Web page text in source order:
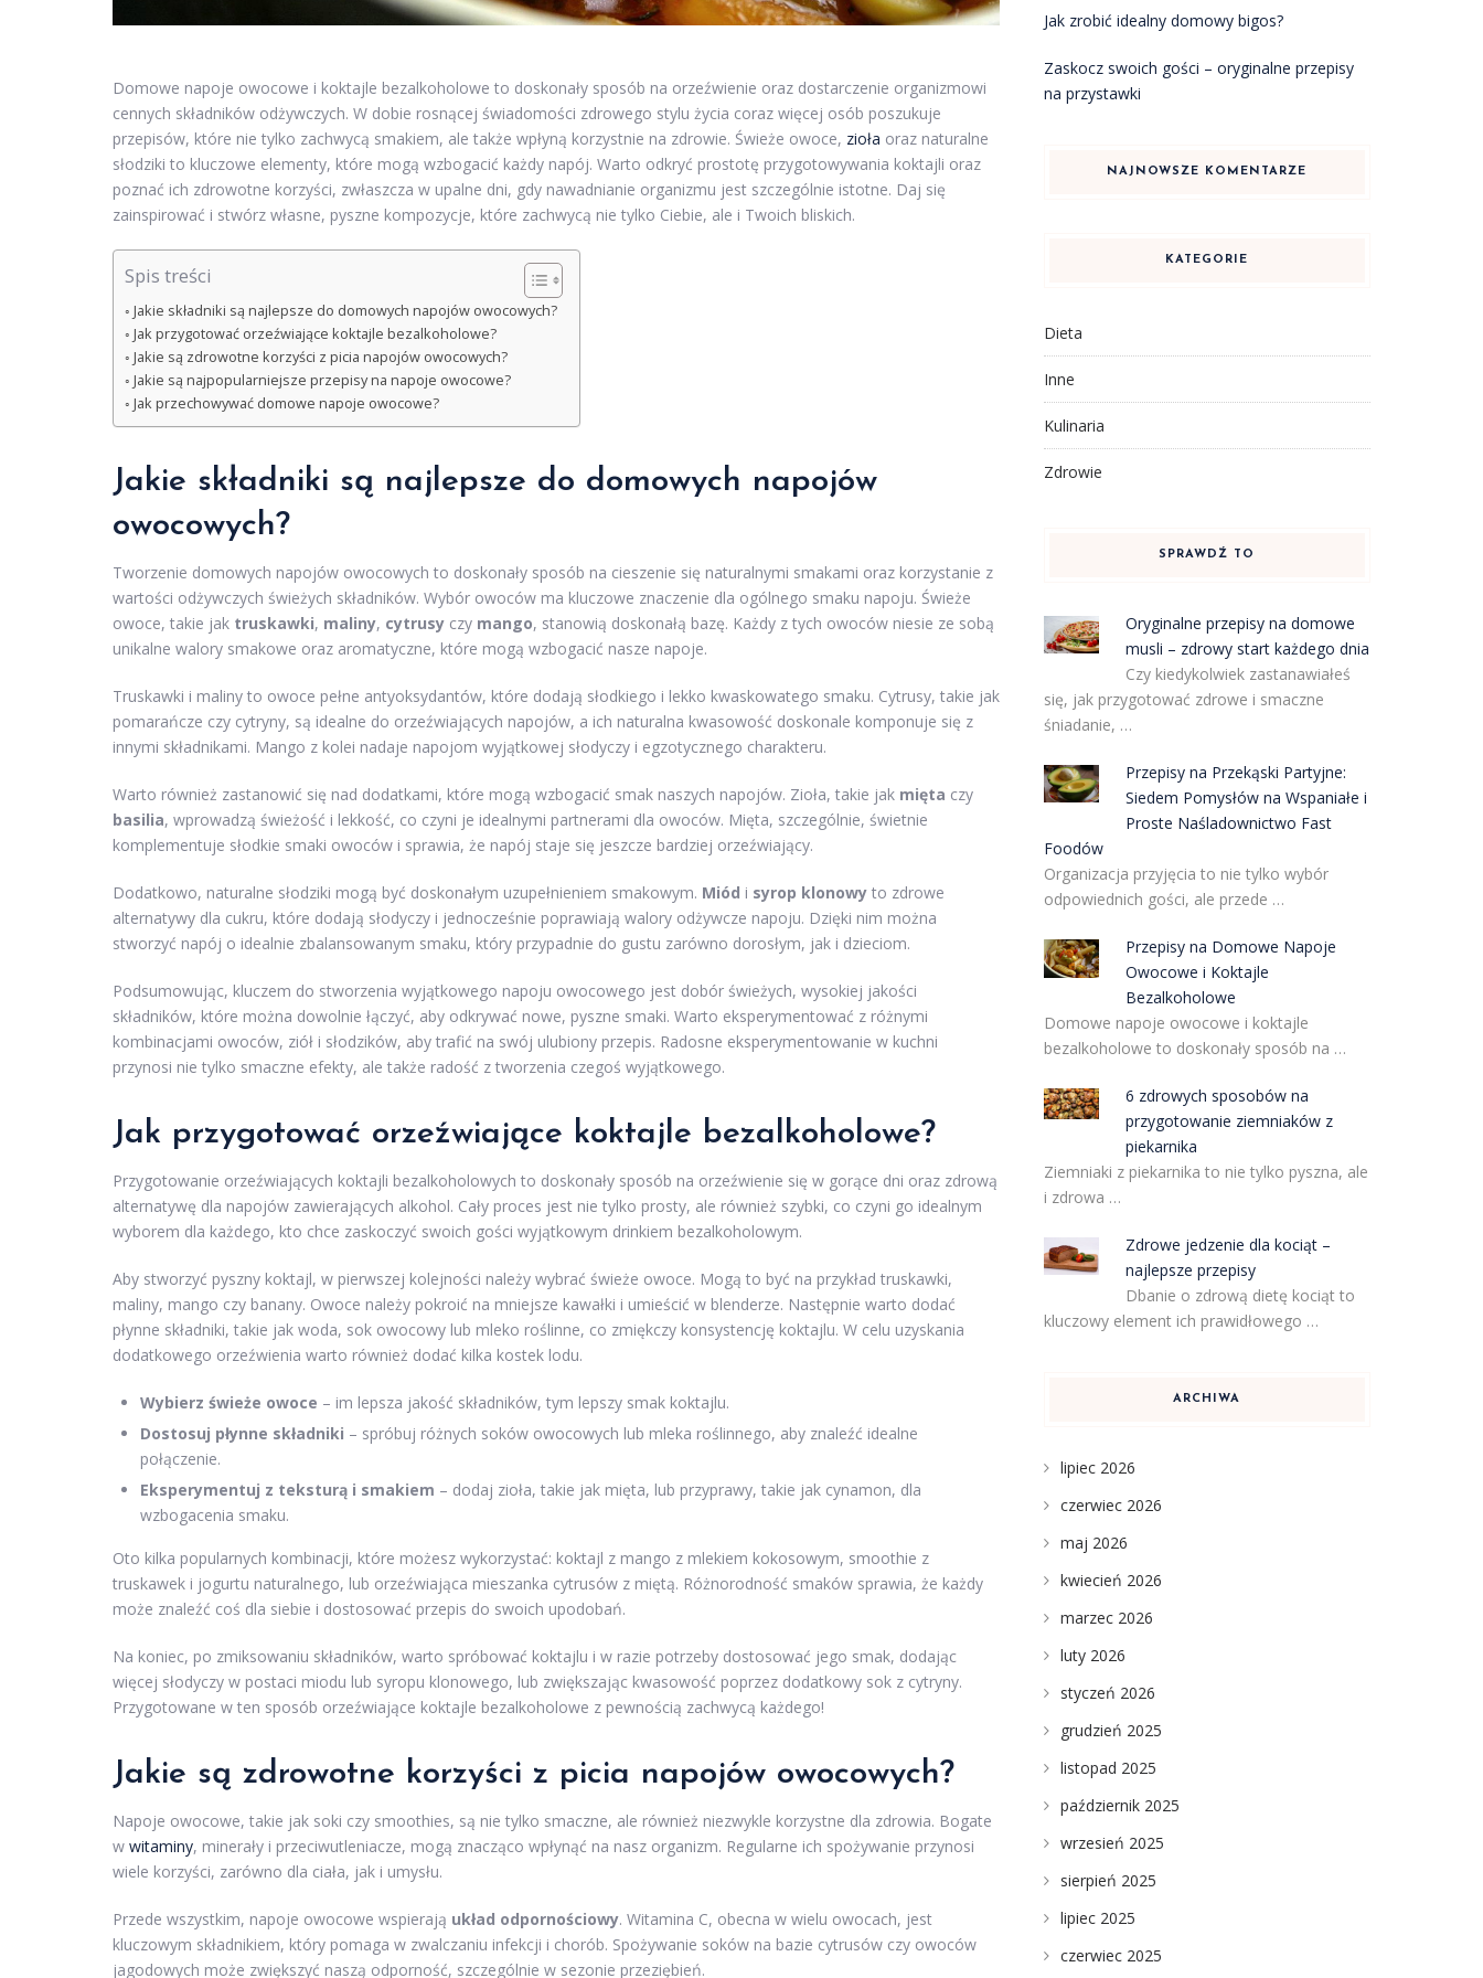
Domowe napoje owocowe i koktajle bezalkoholowe to doskonały sposób na orzeźwienie oraz dostarczenie organizmowi
cennych składników odżywczych. W dobie rosnącej świadomości zdrowego stylu życia coraz więcej osób poszukuje
przepisów, które nie tylko zachwycą smakiem, ale także wpłyną korzystnie na zdrowie. Świeże owoce, zioła oraz naturalne
słodziki to kluczowe elementy, które mogą wzbogacić każdy napój. Warto odkryć prostotę przygotowywania koktajli oraz
poznać ich zdrowotne korzyści, zwłaszcza w upalne dni, gdy nawadnianie organizmu jest szczególnie istotne. Daj się
zainspirować i stwórz własne, pyszne kompozycje, które zachwycą nie tylko Ciebie, ale i Twoich bliskich.
Spis treści
Jakie składniki są najlepsze do domowych napojów owocowych?
Jak przygotować orzeźwiające koktajle bezalkoholowe?
Jakie są zdrowotne korzyści z picia napojów owocowych?
Jakie są najpopularniejsze przepisy na napoje owocowe?
Jak przechowywać domowe napoje owocowe?
Jakie składniki są najlepsze do domowych napojów
owocowych?
Tworzenie domowych napojów owocowych to doskonały sposób na cieszenie się naturalnymi smakami oraz korzystanie z
wartości odżywczych świeżych składników. Wybór owoców ma kluczowe znaczenie dla ogólnego smaku napoju. Świeże
owoce, takie jak truskawki, maliny, cytrusy czy mango, stanowią doskonałą bazę. Każdy z tych owoców niesie ze sobą
unikalne walory smakowe oraz aromatyczne, które mogą wzbogacić nasze napoje.
Truskawki i maliny to owoce pełne antyoksydantów, które dodają słodkiego i lekko kwaskowatego smaku. Cytrusy, takie jak
pomarańcze czy cytryny, są idealne do orzeźwiających napojów, a ich naturalna kwasowość doskonale komponuje się z
innymi składnikami. Mango z kolei nadaje napojom wyjątkowej słodyczy i egzotycznego charakteru.
Warto również zastanowić się nad dodatkami, które mogą wzbogacić smak naszych napojów. Zioła, takie jak mięta czy
basilia, wprowadzą świeżość i lekkość, co czyni je idealnymi partnerami dla owoców. Mięta, szczególnie, świetnie
komplementuje słodkie smaki owoców i sprawia, że napój staje się jeszcze bardziej orzeźwiający.
Dodatkowo, naturalne słodziki mogą być doskonałym uzupełnieniem smakowym. Miód i syrop klonowy to zdrowe
alternatywy dla cukru, które dodają słodyczy i jednocześnie poprawiają walory odżywcze napoju. Dzięki nim można
stworzyć napój o idealnie zbalansowanym smaku, który przypadnie do gustu zarówno dorosłym, jak i dzieciom.
Podsumowując, kluczem do stworzenia wyjątkowego napoju owocowego jest dobór świeżych, wysokiej jakości
składników, które można dowolnie łączyć, aby odkrywać nowe, pyszne smaki. Warto eksperymentować z różnymi
kombinacjami owoców, ziół i słodzików, aby trafić na swój ulubiony przepis. Radosne eksperymentowanie w kuchni
przynosi nie tylko smaczne efekty, ale także radość z tworzenia czegoś wyjątkowego.
Jak przygotować orzeźwiające koktajle bezalkoholowe?
Przygotowanie orzeźwiających koktajli bezalkoholowych to doskonały sposób na orzeźwienie się w gorące dni oraz zdrową
alternatywę dla napojów zawierających alkohol. Cały proces jest nie tylko prosty, ale również szybki, co czyni go idealnym
wyborem dla każdego, kto chce zaskoczyć swoich gości wyjątkowym drinkiem bezalkoholowym.
Aby stworzyć pyszny koktajl, w pierwszej kolejności należy wybrać świeże owoce. Mogą to być na przykład truskawki,
maliny, mango czy banany. Owoce należy pokroić na mniejsze kawałki i umieścić w blenderze. Następnie warto dodać
płynne składniki, takie jak woda, sok owocowy lub mleko roślinne, co zmiękczy konsystencję koktajlu. W celu uzyskania
dodatkowego orzeźwienia warto również dodać kilka kostek lodu.
Wybierz świeże owoce – im lepsza jakość składników, tym lepszy smak koktajlu.
Dostosuj płynne składniki – spróbuj różnych soków owocowych lub mleka roślinnego, aby znaleźć idealne
połączenie.
Eksperymentuj z teksturą i smakiem – dodaj zioła, takie jak mięta, lub przyprawy, takie jak cynamon, dla
wzbogacenia smaku.
Oto kilka popularnych kombinacji, które możesz wykorzystać: koktajl z mango z mlekiem kokosowym, smoothie z
truskawek i jogurtu naturalnego, lub orzeźwiająca mieszanka cytrusów z miętą. Różnorodność smaków sprawia, że każdy
może znaleźć coś dla siebie i dostosować przepis do swoich upodobań.
Na koniec, po zmiksowaniu składników, warto spróbować koktajlu i w razie potrzeby dostosować jego smak, dodając
więcej słodyczy w postaci miodu lub syropu klonowego, lub zwiększając kwasowość poprzez dodatkowy sok z cytryny.
Przygotowane w ten sposób orzeźwiające koktajle bezalkoholowe z pewnością zachwycą każdego!
Jakie są zdrowotne korzyści z picia napojów owocowych?
Napoje owocowe, takie jak soki czy smoothies, są nie tylko smaczne, ale również niezwykle korzystne dla zdrowia. Bogate
w witaminy, minerały i przeciwutleniacze, mogą znacząco wpłynąć na nasz organizm. Regularne ich spożywanie przynosi
wiele korzyści, zarówno dla ciała, jak i umysłu.
Przede wszystkim, napoje owocowe wspierają układ odpornościowy. Witamina C, obecna w wielu owocach, jest
kluczowym składnikiem, który pomaga w zwalczaniu infekcji i chorób. Spożywanie soków na bazie cytrusów czy owoców
jagodowych może zwiększyć naszą odporność, szczególnie w sezonie przeziębień.
Jak zrobić idealny domowy bigos?
Zaskocz swoich gości – oryginalne przepisy
na przystawki
NAJNOWSZE KOMENTARZE
KATEGORIE
Dieta
Inne
Kulinaria
Zdrowie
SPRAWDŹ TO
Oryginalne przepisy na domowe
musli – zdrowy start każdego dnia
Czy kiedykolwiek zastanawiałeś
się, jak przygotować zdrowe i smaczne
śniadanie, …
Przepisy na Przekąski Partyjne:
Siedem Pomysłów na Wspaniałe i
Proste Naśladownictwo Fast
Foodów
Organizacja przyjęcia to nie tylko wybór
odpowiednich gości, ale przede …
Przepisy na Domowe Napoje
Owocowe i Koktajle
Bezalkoholowe
Domowe napoje owocowe i koktajle
bezalkoholowe to doskonały sposób na …
6 zdrowych sposobów na
przygotowanie ziemniaków z
piekarnika
Ziemniaki z piekarnika to nie tylko pyszna, ale
i zdrowa …
Zdrowe jedzenie dla kociąt –
najlepsze przepisy
Dbanie o zdrową dietę kociąt to
kluczowy element ich prawidłowego …
ARCHIWA
lipiec 2026
czerwiec 2026
maj 2026
kwiecień 2026
marzec 2026
luty 2026
styczeń 2026
grudzień 2025
listopad 2025
październik 2025
wrzesień 2025
sierpień 2025
lipiec 2025
czerwiec 2025